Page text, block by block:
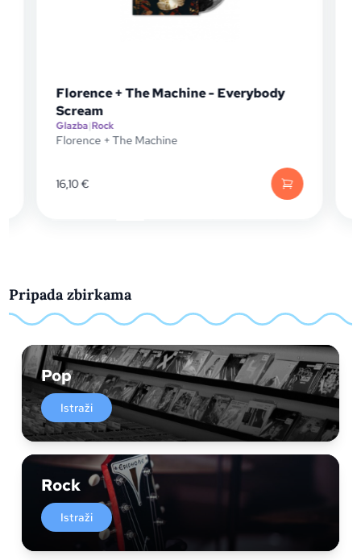
Florence + The Machine - Everybody
Scream
Glazba|Rock
Florence + The Machine
16,10€
Pripada zbirkama
Pop
Istraži
Rock
Istraži